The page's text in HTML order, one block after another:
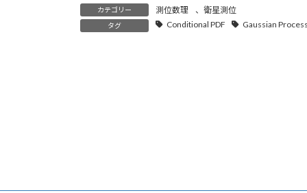
カテゴリー 測位数理 、 衛星測位
タグ Conditional PDF Gaussian Process